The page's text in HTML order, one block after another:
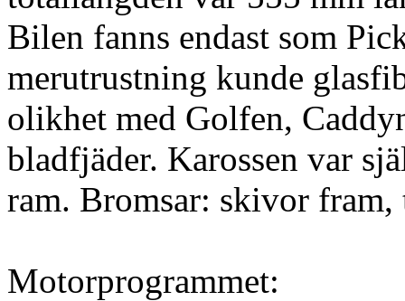
Bilen fanns endast som
merutrustning kunde
olikhet med Golfen,
bladfjäder. Karossen var
ram. Bromsar: skivor
Motorprogrammet: